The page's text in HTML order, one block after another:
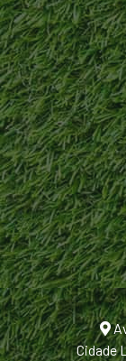
Cidade